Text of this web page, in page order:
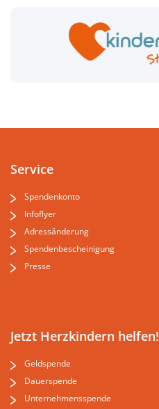
Service
Spendenkonto
Infoflyer
Adressänderung
Spendenbescheinigung
Presse
Jetzt Herzkindern helfen!
Geldspende
Dauerspende
Unternehmensspende